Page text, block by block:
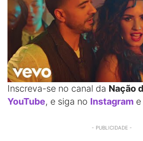
Inscreva-se no canal da Nação
YouTube, e siga no Instagram e
- PUBLICIDADE -